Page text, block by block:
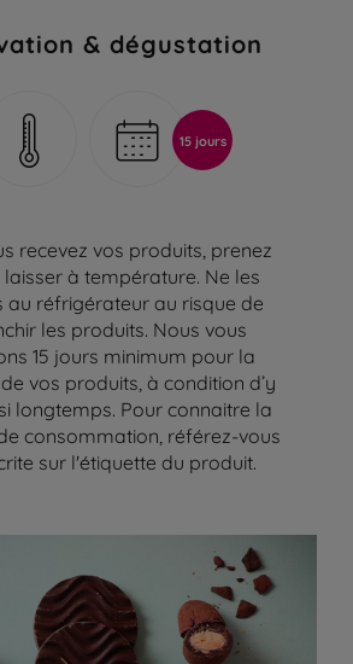
& dégustation
15 jours
recevez vos produits, prenez
laisser à température. Ne les
au réfrigérateur au risque de
les produits. Nous vous
15 jours minimum pour la
vos produits, à condition d’y
longtemps. Pour connaitre la
consommation, référez-vous
sur l'étiquette du produit.